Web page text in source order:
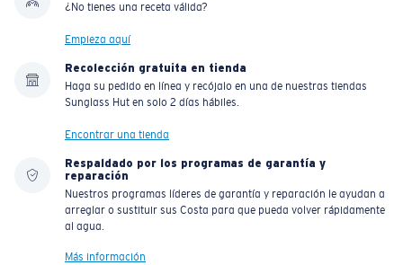
¿No tienes una receta válida?
Empieza aquí
Recolección gratuita en tienda
Haga su pedido en línea y recójalo en una de nuestras tiendas
Sunglass Hut en solo 2 días hábiles.
Encontrar una tienda
Respaldado por los programas de garantía y
reparación
Nuestros programas líderes de garantía y reparación le ayudan a
arreglar o sustituir sus Costa para que pueda volver rápidamente
al agua.
Más información